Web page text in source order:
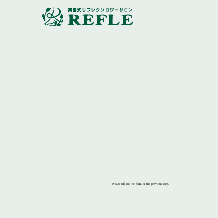
Please fill out the form on the previous page.